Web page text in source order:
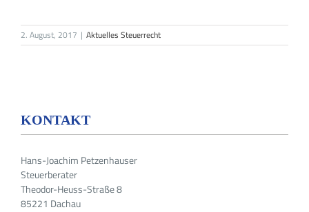
2. August, 2017 | Aktuelles Steuerrecht
KONTAKT
Hans-Joachim Petzenhauser
Steuerberater
Theodor-Heuss-Straße 8
85221 Dachau